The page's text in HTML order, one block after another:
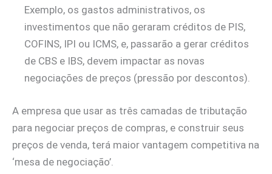
Exemplo, os gastos administrativos, os
investimentos que não geraram créditos de PIS,
COFINS, IPI ou ICMS, e, passarão a gerar créditos
de CBS e IBS, devem impactar as novas
negociações de preços (pressão por descontos).
A empresa que usar as três camadas de tributação
para negociar preços de compras, e construir seus
preços de venda, terá maior vantagem competitiva na
‘mesa de negociação’.